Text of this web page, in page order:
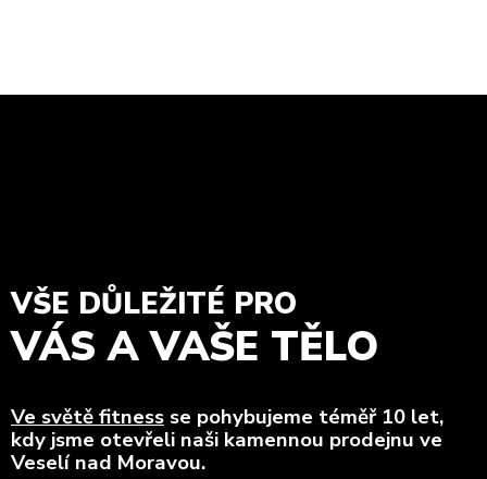
VŠE DŮLEŽITÉ PRO
VÁS A VAŠE TĚLO
Ve světě fitness se pohybujeme téměř 10 let,
kdy jsme otevřeli naši kamennou prodejnu ve
Veselí nad Moravou.